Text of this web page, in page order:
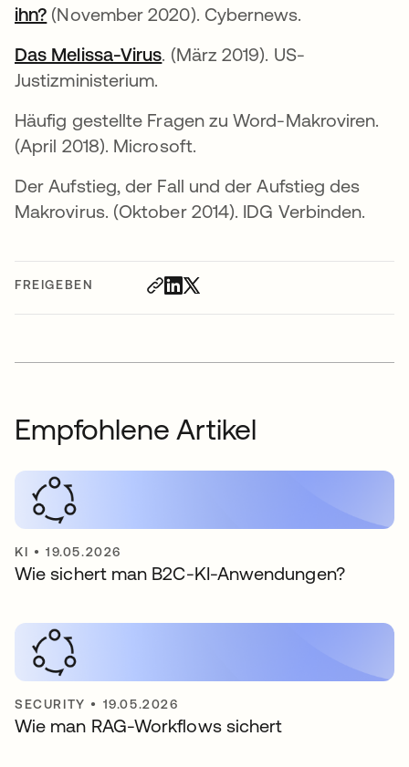
FREIGEBEN
ihn? (November 2020). Cybernews.
Das Melissa-Virus. (März 2019). US-
Justizministerium.
Häufig gestellte Fragen zu Word-Makroviren.
(April 2018). Microsoft.
Der Aufstieg, der Fall und der Aufstieg des
Makrovirus. (Oktober 2014). IDG Verbinden.
Empfohlene Artikel
KI •19.05.2026
Wie sichert man B2C-KI-Anwendungen?
SECURITY • 19.05.2026
Wie man RAG-Workflows sichert